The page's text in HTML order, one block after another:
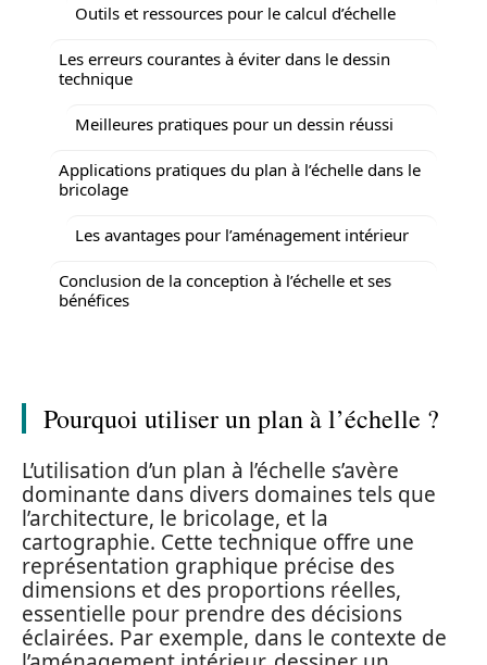
Outils et ressources pour le calcul d’échelle
Les erreurs courantes à éviter dans le dessin
technique
Meilleures pratiques pour un dessin réussi
Applications pratiques du plan à l’échelle dans le
bricolage
Les avantages pour l’aménagement intérieur
Conclusion de la conception à l’échelle et ses
bénéfices
Pourquoi utiliser un plan à l’échelle ?
L’utilisation d’un plan à l’échelle s’avère
dominante dans divers domaines tels que
l’architecture, le bricolage, et la
cartographie. Cette technique offre une
représentation graphique précise des
dimensions et des proportions réelles,
essentielle pour prendre des décisions
éclairées. Par exemple, dans le contexte de